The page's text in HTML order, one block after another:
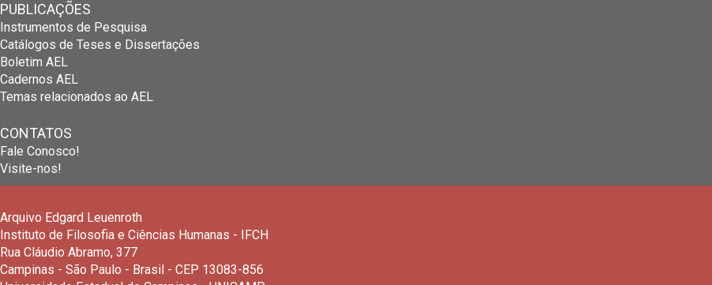
PUBLICAÇÕES
Instrumentos de Pesquisa
Catálogos de Teses e Dissertações
Boletim AEL
Cadernos AEL
Temas relacionados ao AEL
CONTATOS
Fale Conosco!
Visite-nos!
Arquivo Edgard Leuenroth
Instituto de Filosofia e Ciências Humanas - IFCH
Rua Cláudio Abramo, 377
Campinas - São Paulo - Brasil - CEP 13083-856